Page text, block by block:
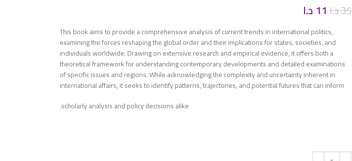
35د.ا 11 د.ا
This book aims to provide a comprehensive analysis of current trends in international politics,
examining the forces reshaping the global order and their implications for states, societies, and
individuals worldwide. Drawing on extensive research and empirical evidence, it offers both a
theoretical framework for understanding contemporary developments and detailed examinations
of specific issues and regions. While acknowledging the complexity and uncertainty inherent in
international affairs, it seeks to identify patterns, trajectories, and potential futures that can inform
scholarly analysis and policy decisions alike.